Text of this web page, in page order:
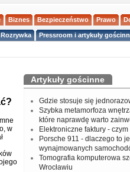
Biznes Bezpieczeństwo Prawo
Rozrywka Pressroom i artykuły
w
Artykuły gościnne
Gdzie stosuje się
Szybka metamorfoza
które naprawdę warto
Elektroniczne faktury -
Porsche 911 - dlaczego to
wynajmowanych
Tomografia komputerowa
Wrocławiu